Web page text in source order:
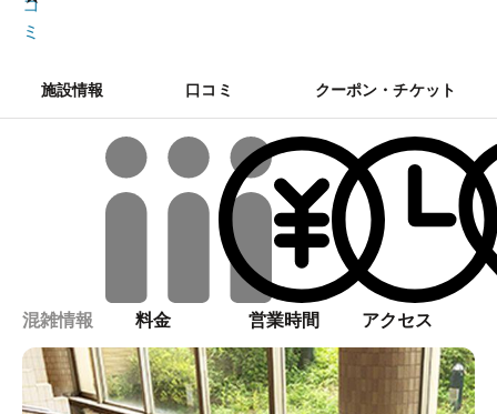
コ
ミ
施設情報 口コミ クーポン・チケット
混雑情報 料金 営業時間 アクセス